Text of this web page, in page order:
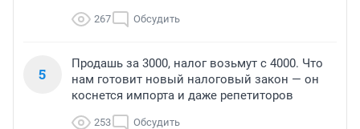
267 Обсудить
5
Продашь за 3000, налог возьмут с 4000. Что
нам готовит новый налоговый закон — он
коснется импорта и даже репетиторов
253 Обсудить